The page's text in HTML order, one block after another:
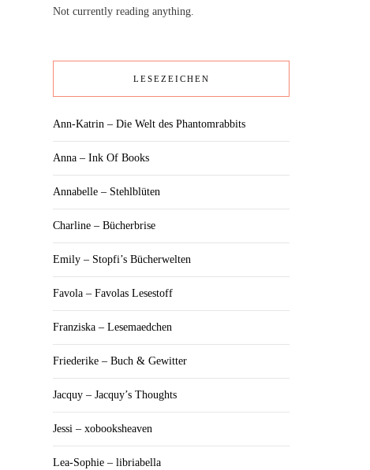
Not currently reading anything.
LESEZEICHEN
Ann-Katrin – Die Welt des Phantomrabbits
Anna – Ink Of Books
Annabelle – Stehlblüten
Charline – Bücherbrise
Emily – Stopfi’s Bücherwelten
Favola – Favolas Lesestoff
Franziska – Lesemaedchen
Friederike – Buch & Gewitter
Jacquy – Jacquy’s Thoughts
Jessi – xobooksheaven
Lea-Sophie – libriabella